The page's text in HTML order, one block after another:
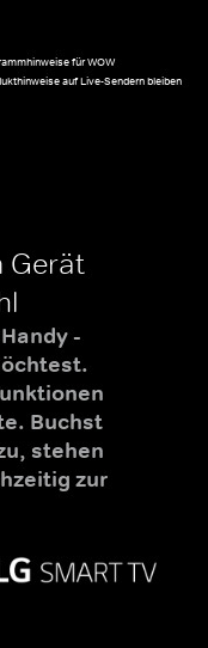
für WOW
auf Live-Sendern bleiben
Gerät
-
Buchst
stehen
zur